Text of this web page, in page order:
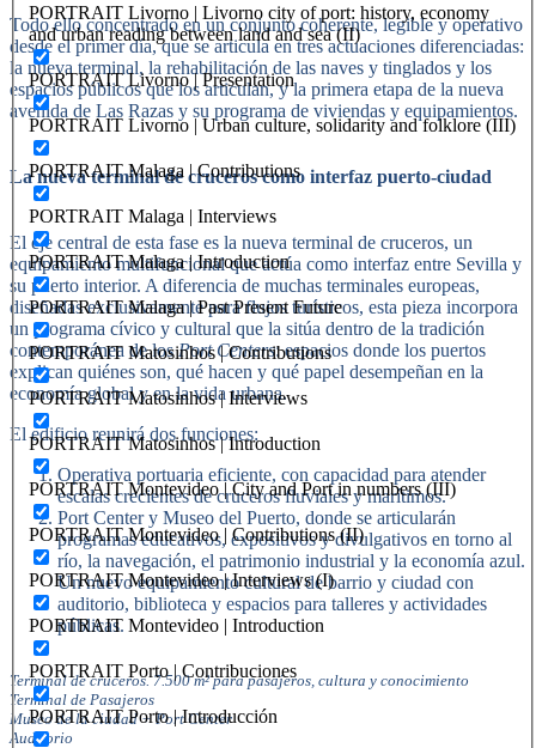
PORTRAIT Livorno | Livorno city of port: history, economy
and urban reading between land and sea (II)
PORTRAIT Livorno | Presentation
PORTRAIT Livorno | Urban culture, solidarity and folklore (III)
PORTRAIT Malaga | Contributions
PORTRAIT Malaga | Interviews
PORTRAIT Malaga | Introduction
PORTRAIT Malaga | Past Present Future
PORTRAIT Matosinhos | Contributions
PORTRAIT Matosinhos | Interviews
PORTRAIT Matosinhos | Introduction
PORTRAIT Montevideo | City and Port in numbers (III)
PORTRAIT Montevideo | Contributions (II)
PORTRAIT Montevideo | Interviews (I)
PORTRAIT Montevideo | Introduction
PORTRAIT Porto | Contribuciones
PORTRAIT Porto | Introducción
Todo ello concentrado en un conjunto coherente, legible y operativo
desde el primer día, que se articula en tres actuaciones diferenciadas:
la nueva terminal, la rehabilitación de las naves y tinglados y los
espacios públicos que los articulan, y la primera etapa de la nueva
avenida de Las Razas y su programa de viviendas y equipamientos.
La nueva terminal de cruceros como interfaz puerto-ciudad
El eje central de esta fase es la nueva terminal de cruceros, un
equipamiento multifuncional que actúa como interfaz entre Sevilla y
su puerto interior. A diferencia de muchas terminales europeas,
diseñadas exclusivamente para flujos turísticos, esta pieza incorpora
un programa cívico y cultural que la sitúa dentro de la tradición
contemporánea de losPort Centers: espacios donde los puertos
explican quiénes son, qué hacen y qué papel desempeñan en la
economía global y en la vida urbana.
El edificio reunirá dos funciones:
Operativa portuaria eficiente, con capacidad para atender
escalas crecientes de cruceros fluviales y marítimos.
Port Center y Museo del Puerto, donde se articularán
programas educativos, expositivos y divulgativos en torno al
río, la navegación, el patrimonio industrial y la economía azul.
Un nuevo equipamiento cultural de barrio y ciudad con
auditorio, biblioteca y espacios para talleres y actividades
públicas.
Terminal de cruceros. 7.500 m² para pasajeros, cultura y conocimiento
Terminal de Pasajeros
Museo de la ciudad + Port Center
Auditorio